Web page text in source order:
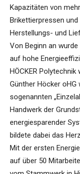
Kapazitäten von
Brikettierpressen
Herstellungs- und
Von Beginn an
auf hohe
HÖCKER
Günther Höcker
sogenannten
Handwerk der
energiesparender
bildete dabei das
Mit der ersten
auf über 50